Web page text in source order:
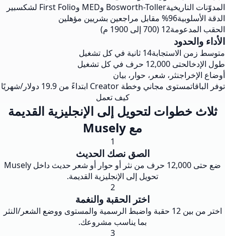
Bosworth-Toller وMED وFirst Folio لشكسبير
96% مقابل مراجعين بشريين مؤهلين
12 (700 إلى 1900 م)
الاستجابة 14 ثانية في كل تشغيل
حتى 12,000 حرف في كل تشغيل
نثر، شعر، حوار، بيان
مستوى مجاني وخطة Creator ابتداءً من 19.9 دولار/شهريًا
كيف تعمل
لتحويل إلى الإنجليزية القديمة
الصق نصك الحديث
ضع حتى 12,000 حرف من نثر أو حوار أو شعر حديث داخل Musely
تحويل إلى الإنجليزية القديمة.
اختر الحقبة والنغمة
اختر من بين 12 حقبة واضبط الرسمية والمستوى ووضع الشعر/النثر
بما يناسب مشروعك.